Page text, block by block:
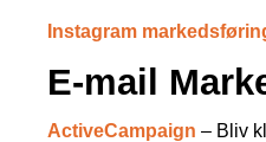
Instagram
E-mail
ActiveCampaign – Bliv